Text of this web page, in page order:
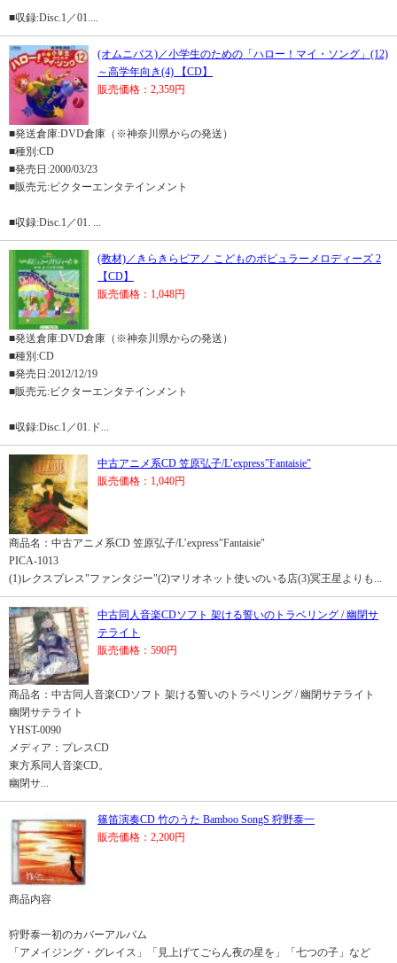
■収録:Disc.1／01....
(オムニバス)／小学生のための「ハロー！マイ・ソング」(12)
～高学年向き(4) 【CD】
販売価格：2,359円
■発送倉庫:DVD倉庫（※神奈川県からの発送）
■種別:CD
■発売日:2000/03/23
■販売元:ビクターエンタテインメント
■収録:Disc.1／01. ...
(教材)／きらきらピアノ こどものポピュラーメロディーズ 2
【CD】
販売価格：1,048円
■発送倉庫:DVD倉庫（※神奈川県からの発送）
■種別:CD
■発売日:2012/12/19
■販売元:ビクターエンタテインメント
■収録:Disc.1／01.ド...
中古アニメ系CD 笠原弘子/L′express″Fantaisie″
販売価格：1,040円
商品名：中古アニメ系CD 笠原弘子/L′express″Fantaisie″
PICA-1013
(1)レクスプレス"ファンタジー"(2)マリオネット使いのいる店(3)冥王星よりも...
中古同人音楽CDソフト 架ける誓いのトラベリング / 幽閉サ
テライト
販売価格：590円
商品名：中古同人音楽CDソフト 架ける誓いのトラベリング / 幽閉サテライト
幽閉サテライト
YHST-0090
メディア：プレスCD
東方系同人音楽CD。
幽閉サ...
篠笛演奏CD 竹のうた Bamboo SongS 狩野泰一
販売価格：2,200円
商品内容
狩野泰一初のカバーアルバム
「アメイジング・グレイス」「見上げてごらん夜の星を」「七つの子」など